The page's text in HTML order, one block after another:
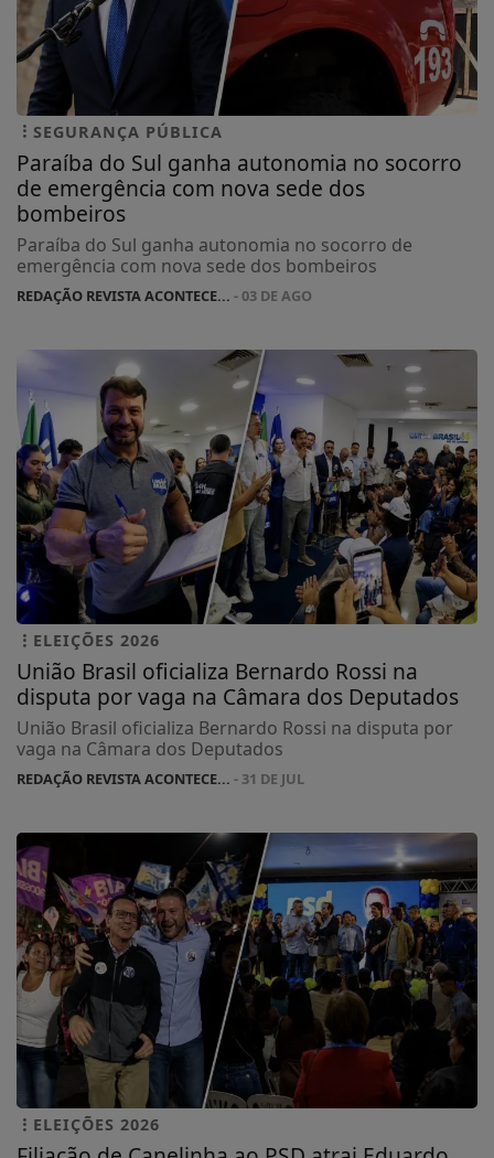
SEGURANÇA PÚBLICA
Paraíba do Sul ganha autonomia no socorro
de emergência com nova sede dos
bombeiros
Paraíba do Sul ganha autonomia no socorro de
emergência com nova sede dos bombeiros
REDAÇÃO REVISTA ACONTECE... - 03 DE AGO
ELEIÇÕES 2026
União Brasil oficializa Bernardo Rossi na
disputa por vaga na Câmara dos Deputados
União Brasil oficializa Bernardo Rossi na disputa por
vaga na Câmara dos Deputados
REDAÇÃO REVISTA ACONTECE... - 31 DE JUL
ELEIÇÕES 2026